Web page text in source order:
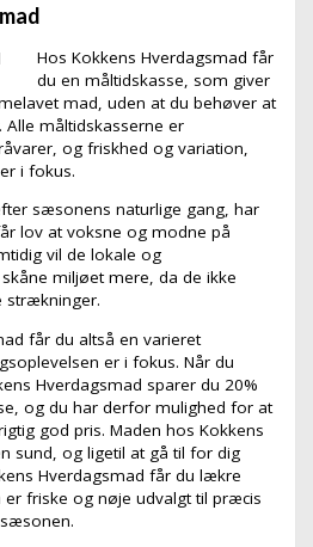
Hos Kokkens Hverdagsmad får
du en måltidskasse, som giver
mad, uden at du behøver at
måltidskasserne er
og friskhed og variation,
i fokus.
sæsonens naturlige gang, har
lov at voksne og modne på
vil de lokale og
miljøet mere, da de ikke
strækninger.
får du altså en varieret
er i fokus. Når du
Hverdagsmad sparer du 20%
og du har derfor mulighed for at
god pris. Maden hos Kokkens
sund, og ligetil at gå til for dig
Hverdagsmad får du lækre
friske og nøje udvalgt til præcis